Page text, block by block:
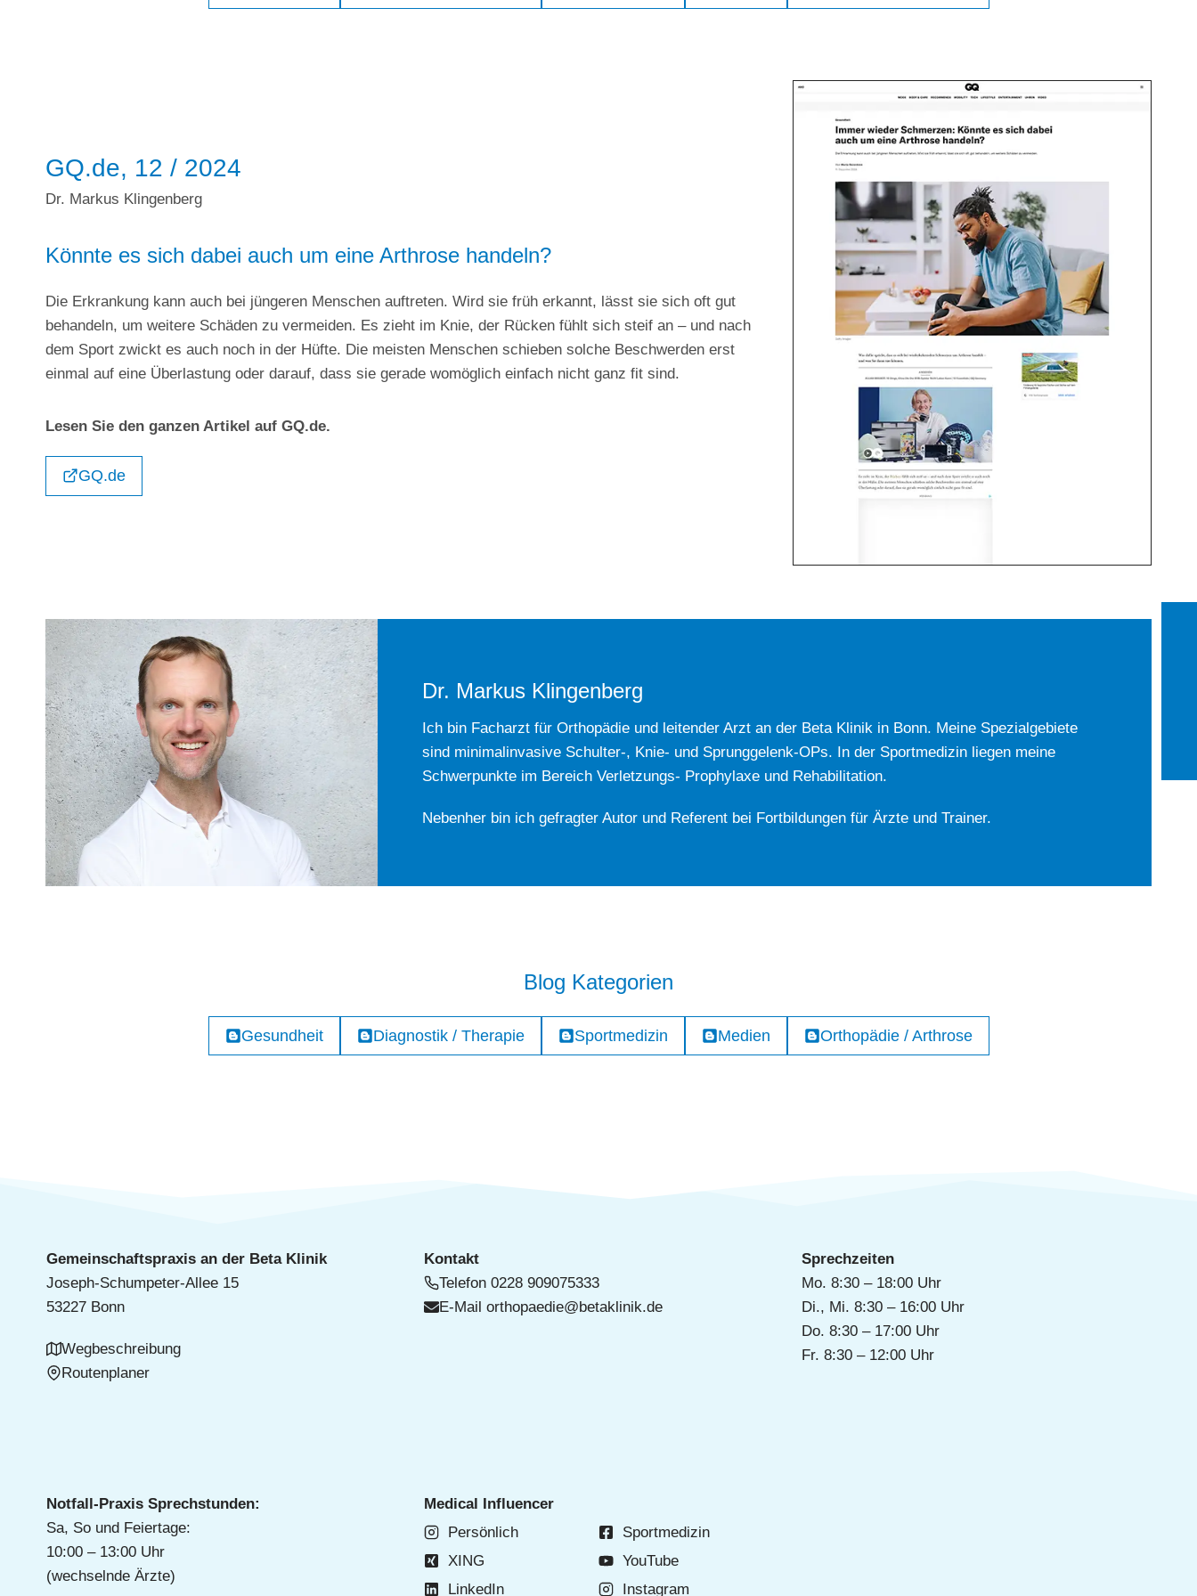
GQ.de, 12 / 2024
Dr. Markus Klingenberg
Könnte es sich dabei auch um eine Arthrose handeln?
Die Erkrankung kann auch bei jüngeren Menschen auftreten. Wird sie früh erkannt, lässt sie sich oft gut
behandeln, um weitere Schäden zu vermeiden. Es zieht im Knie, der Rücken fühlt sich steif an – und nach
dem Sport zwickt es auch noch in der Hüfte. Die meisten Menschen schieben solche Beschwerden erst
einmal auf eine Überlastung oder darauf, dass sie gerade womöglich einfach nicht ganz fit sind.
Lesen Sie den ganzen Artikel auf GQ.de.
GQ.de
Dr. Markus Klingenberg
Ich bin Facharzt für Orthopädie und leitender Arzt an der Beta Klinik in Bonn. Meine Spezialgebiete
sind minimalinvasive Schulter-, Knie- und Sprunggelenk-OPs. In der Sportmedizin liegen meine
Schwerpunkte im Bereich Verletzungs- Prophylaxe und Rehabilitation.
Nebenher bin ich gefragter Autor und Referent bei Fortbildungen für Ärzte und Trainer.
Blog Kategorien
Gesundheit Diagnostik / Therapie Sportmedizin Medien Orthopädie / Arthrose
Gemeinschaftspraxis an der Beta Klinik
Joseph-Schumpeter-Allee 15
53227 Bonn
Wegbeschreibung
Routenplaner
Kontakt
Telefon 0228 909075333
E-Mail orthopaedie@betaklinik.de
Sprechzeiten
Mo. 8:30 – 18:00 Uhr
Di., Mi. 8:30 – 16:00 Uhr
Do. 8:30 – 17:00 Uhr
Fr. 8:30 – 12:00 Uhr
Notfall-Praxis Sprechstunden:
Sa, So und Feiertage:
10:00 – 13:00 Uhr
(wechselnde Ärzte)
Medical Influencer
Persönlich
Sportmedizin
XING
YouTube
LinkedIn
Instagram